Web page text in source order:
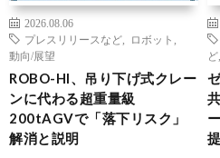
2026.08.06
プレスリリースなど
ロボット
動向/展望
ROBO-HI、吊り下げ式クレー
ンに代わる超重量級
200tAGVで「落下リスク」
解消と説明
ど